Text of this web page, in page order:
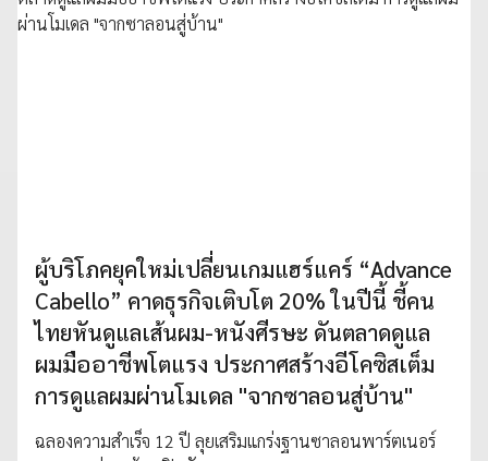
ผู้บริโภคยุคใหม่เปลี่ยนเกมแฮร์แคร์ “Advance
Cabello” คาดธุรกิจเติบโต 20% ในปีนี้ ชี้คน
ไทยหันดูแลเส้นผม-หนังศีรษะ ดันตลาดดูแล
ผมมืออาชีพโตแรง ประกาศสร้างอีโคซิสเต็ม
การดูแลผมผ่านโมเดล "จากซาลอนสู่บ้าน"
ฉลองความสำเร็จ 12 ปี ลุยเสริมแกร่งฐานซาลอนพาร์ตเนอร์